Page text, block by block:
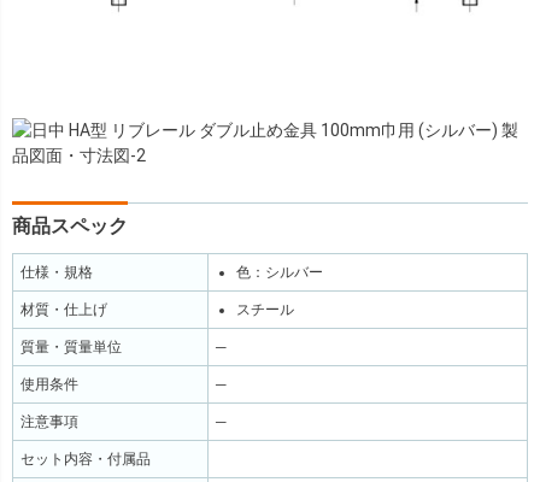
商品スペック
仕様・規格 色：シルバー
材質・仕上げ スチール
質量・質量単位 ─
使用条件 ─
注意事項 ─
セット内容・付属品